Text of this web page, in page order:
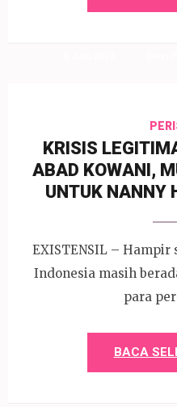
KRISIS
ABAD KOWANI,
UNTUK NANNY
EXISTENSIL –
Indonesia masih
para
BACA